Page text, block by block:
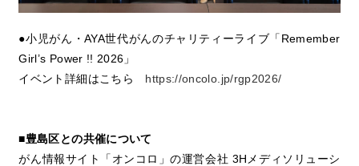
●小児がん・AYA世代がんのチャリティーライブ「Remember
Girl’s Power !! 2026」
イベント詳細はこちら https://oncolo.jp/rgp2026/
■豊島区との共催について
がん情報サイト「オンコロ」の運営会社 3Hメディソリューシ